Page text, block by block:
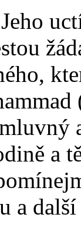
a
a